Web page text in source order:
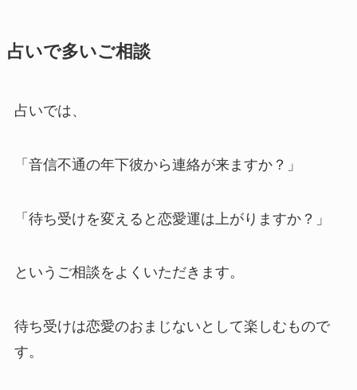
占いで多いご相談
占いでは、
「音信不通の年下彼から連絡が来ますか？」
「待ち受けを変えると恋愛運は上がりますか？」
というご相談をよくいただきます。
待ち受けは恋愛のおまじないとして楽しむもので
す。